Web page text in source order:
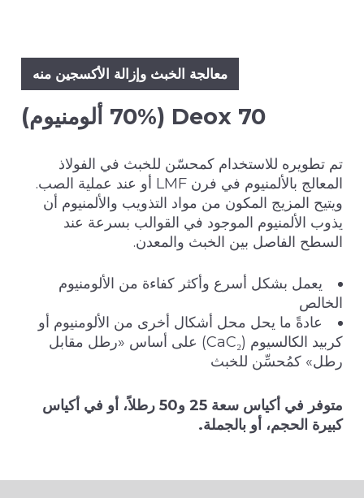
معالجة الخبث وإزالة الأكسجين منه
Deox 70 (70% ألومنيوم)
تم تطويره للاستخدام كمحسّن للخبث في الفولاذ
المعالج بالألمنيوم في فرن LMF أو عند عملية الصب.
ويتيح المزيج المكون من مواد التذويب والألمنيوم أن
يذوب الألمنيوم الموجود في القوالب بسرعة عند
السطح الفاصل بين الخبث والمعدن.
يعمل بشكل أسرع وأكثر كفاءة من الألومنيوم
الخالص
عادةً ما يحل محل أشكال أخرى من الألومنيوم أو
كربيد الكالسيوم (CaC₂) على أساس «رطل مقابل
رطل» كمُحسِّن للخبث
متوفر في أكياس سعة 25 و50 رطلاً، أو في أكياس
كبيرة الحجم، أو بالجملة.